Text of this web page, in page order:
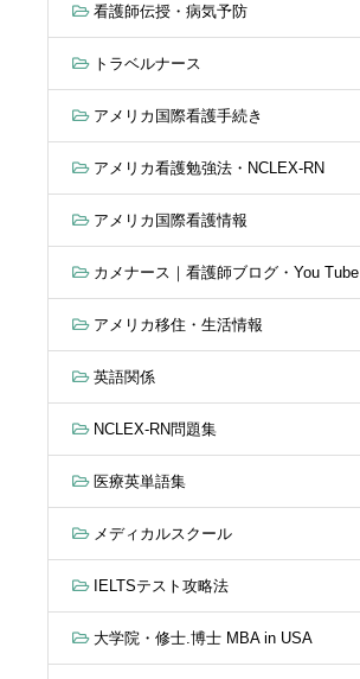
看護師伝授・病気予防
トラベルナース
アメリカ国際看護手続き
アメリカ看護勉強法・NCLEX-RN
アメリカ国際看護情報
カメナース｜看護師ブログ・You Tube
アメリカ移住・生活情報
英語関係
NCLEX-RN問題集
医療英単語集
メディカルスクール
IELTSテスト攻略法
大学院・修士.博士 MBA in USA